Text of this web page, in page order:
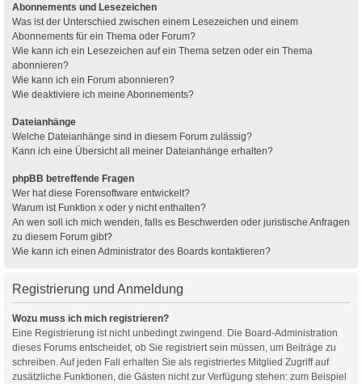
Abonnements und Lesezeichen
Was ist der Unterschied zwischen einem Lesezeichen und einem
Abonnements für ein Thema oder Forum?
Wie kann ich ein Lesezeichen auf ein Thema setzen oder ein Thema
abonnieren?
Wie kann ich ein Forum abonnieren?
Wie deaktiviere ich meine Abonnements?
Dateianhänge
Welche Dateianhänge sind in diesem Forum zulässig?
Kann ich eine Übersicht all meiner Dateianhänge erhalten?
phpBB betreffende Fragen
Wer hat diese Forensoftware entwickelt?
Warum ist Funktion x oder y nicht enthalten?
An wen soll ich mich wenden, falls es Beschwerden oder juristische Anfragen
zu diesem Forum gibt?
Wie kann ich einen Administrator des Boards kontaktieren?
Registrierung und Anmeldung
Wozu muss ich mich registrieren?
Eine Registrierung ist nicht unbedingt zwingend. Die Board-Administration
dieses Forums entscheidet, ob Sie registriert sein müssen, um Beiträge zu
schreiben. Auf jeden Fall erhalten Sie als registriertes Mitglied Zugriff auf
zusätzliche Funktionen, die Gästen nicht zur Verfügung stehen: zum Beispiel